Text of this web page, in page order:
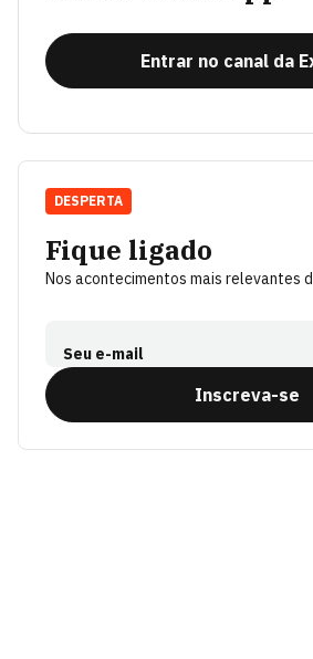
Entrar no canal da
Fique ligado
Nos acontecimentos mais relevantes
Seu e-mail
Inscreva-se
DESPERTA